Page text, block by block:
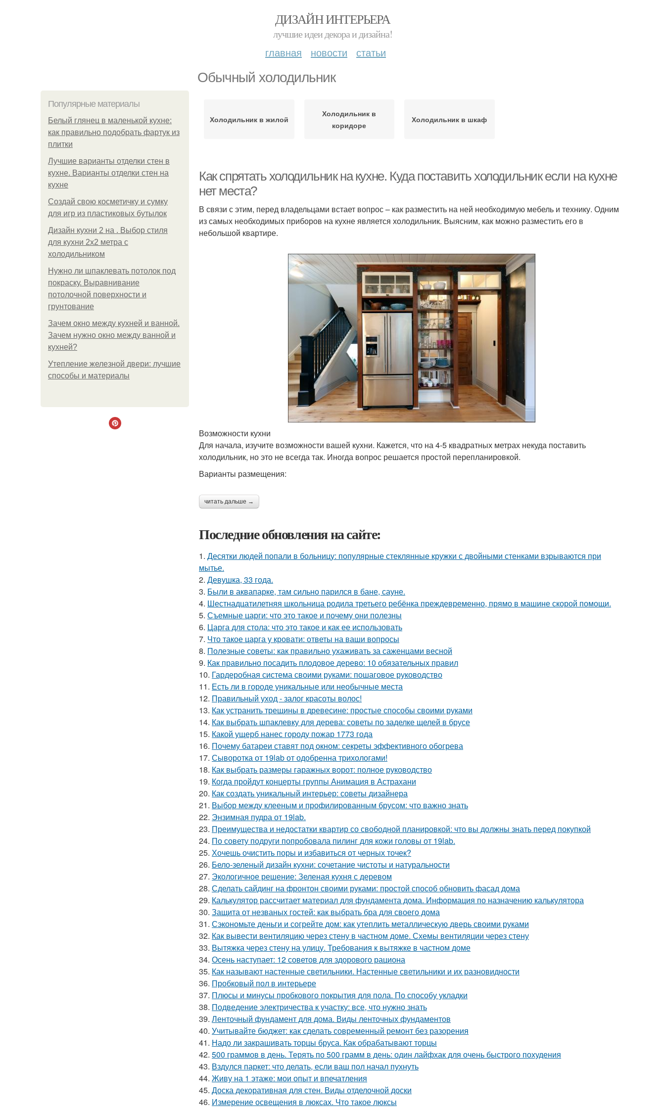
ДИЗАЙН ИНТЕРЬЕРА
лучшие идеи декора и дизайна!
главная новости статьи
Обычный холодильник
Популярные материалы
Белый глянец в маленькой кухне:
как правильно подобрать фартук из
плитки
Лучшие варианты отделки стен в
кухне. Варианты отделки стен на
кухне
Создай свою косметичку и сумку
для игр из пластиковых бутылок
Дизайн кухни 2 на . Выбор стиля
для кухни 2х2 метра с
холодильником
Нужно ли шпаклевать потолок под
покраску. Выравнивание
потолочной поверхности и
грунтование
Зачем окно между кухней и ванной.
Зачем нужно окно между ванной и
кухней?
Утепление железной двери: лучшие
способы и материалы
Холодильник в жилой
Холодильник в
коридоре
Холодильник в шкаф
Как спрятать холодильник на кухне. Куда поставить холодильник если на кухне
нет места?
В связи с этим, перед владельцами встает вопрос – как разместить на ней необходимую мебель и технику. Одним
из самых необходимых приборов на кухне является холодильник. Выясним, как можно разместить его в
небольшой квартире.
Возможности кухни
Для начала, изучите возможности вашей кухни. Кажется, что на 4-5 квадратных метрах некуда поставить
холодильник, но это не всегда так. Иногда вопрос решается простой перепланировкой.
Варианты размещения:
читать дальше →
Последние обновления на сайте:
1. Десятки людей попали в больницу: популярные стеклянные кружки с двойными стенками взрываются при
мытье.
2. Девушка, 33 года.
3. Были в аквапарке, там сильно парился в бане, сауне.
4. Шестнадцатилетняя школьница родила третьего ребёнка преждевременно, прямо в машине скорой помощи.
5. Съемные царги: что это такое и почему они полезны
6. Царга для стола: что это такое и как ее использовать
7. Что такое царга у кровати: ответы на ваши вопросы
8. Полезные советы: как правильно ухаживать за саженцами весной
9. Как правильно посадить плодовое дерево: 10 обязательных правил
10. Гардеробная система своими руками: пошаговое руководство
11. Есть ли в городе уникальные или необычные места
12. Правильный уход - залог красоты волос!
13. Как устранить трещины в древесине: простые способы своими руками
14. Как выбрать шпаклевку для дерева: советы по заделке щелей в брусе
15. Какой ущерб нанес городу пожар 1773 года
16. Почему батареи ставят под окном: секреты эффективного обогрева
17. Сыворотка от 19lab от одобренна трихологами!
18. Как выбрать размеры гаражных ворот: полное руководство
19. Когда пройдут концерты группы Анимация в Астрахани
20. Как создать уникальный интерьер: советы дизайнера
21. Выбор между клееным и профилированным брусом: что важно знать
22. Энзимная пудра от 19lab.
23. Преимущества и недостатки квартир со свободной планировкой: что вы должны знать перед покупкой
24. По совету подруги попробовала пилинг для кожи головы от 19lab.
25. Хочешь очистить поры и избавиться от черных точек?
26. Бело-зеленый дизайн кухни: сочетание чистоты и натуральности
27. Экологичное решение: Зеленая кухня с деревом
28. Сделать сайдинг на фронтон своими руками: простой способ обновить фасад дома
29. Калькулятор рассчитает материал для фундамента дома. Информация по назначению калькулятора
30. Защита от незваных гостей: как выбрать бра для своего дома
31. Сэкономьте деньги и согрейте дом: как утеплить металлическую дверь своими руками
32. Как вывести вентиляцию через стену в частном доме. Схемы вентиляции через стену
33. Вытяжка через стену на улицу. Требования к вытяжке в частном доме
34. Осень наступает: 12 советов для здорового рациона
35. Как называют настенные светильники. Настенные светильники и их разновидности
36. Пробковый пол в интерьере
37. Плюсы и минусы пробкового покрытия для пола. По способу укладки
38. Подведение электричества к участку: все, что нужно знать
39. Ленточный фундамент для дома. Виды ленточных фундаментов
40. Учитывайте бюджет: как сделать современный ремонт без разорения
41. Надо ли закрашивать торцы бруса. Как обрабатывают торцы
42. 500 граммов в день. Терять по 500 грамм в день: один лайфхак для очень быстрого похудения
43. Вздулся паркет: что делать, если ваш пол начал пухнуть
44. Живу на 1 этаже: мои опыт и впечатления
45. Доска декоративная для стен. Виды отделочной доски
46. Измерение освещения в люксах. Что такое люксы